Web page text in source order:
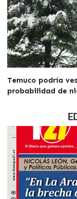
Temuco podría
probabilidad de